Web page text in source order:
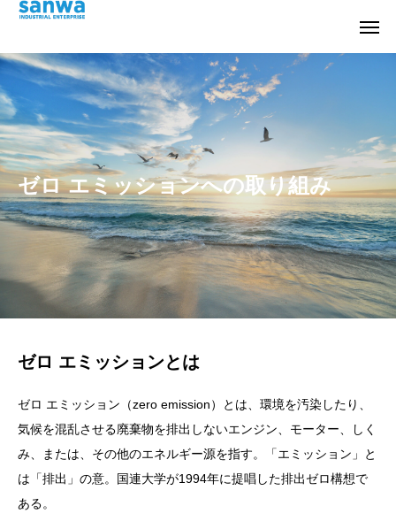
ゼロ エミッションへの取り組み
ゼロ エミッションとは
ゼロ エミッション（zero emission）とは、環境を汚染したり、
気候を混乱させる廃棄物を排出しないエンジン、モーター、しく
み、または、その他のエネルギー源を指す。「エミッション」と
は「排出」の意。国連大学が1994年に提唱した排出ゼロ構想で
ある。